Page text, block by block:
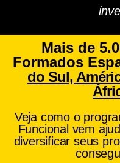
Mais de
Formados
do Sul,
Veja como o
Funcional vem
diversificar seus